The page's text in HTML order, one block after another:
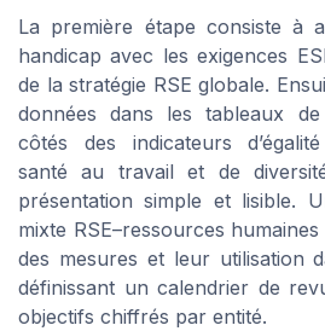
La première étape consiste à
handicap avec les exigences
de la stratégie RSE globale.
données dans les tableaux
côtés des indicateurs
santé au travail et de
présentation simple et lisible.
mixte RSE–ressources
des mesures et leur utilisation
définissant un calendrier de
objectifs chiffrés par entité.